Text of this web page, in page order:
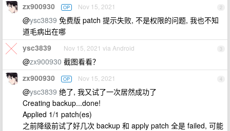
2
zx900930 OP Nov 15, 2021
@ysc3839 免费版 patch 提示失败, 不是权限的问题, 我也不知
道毛病出在哪
3
ysc3839 Nov 15, 2021 via Android
@zx900930 截图看看？
4
zx900930 OP Nov 15, 2021
@ysc3839 绝了, 我又试了一次居然成功了
Creating backup...done!
Applied 1/1 patch(es)
之前降级前试了好几次 backup 和 apply patch 全是 failed, 可能